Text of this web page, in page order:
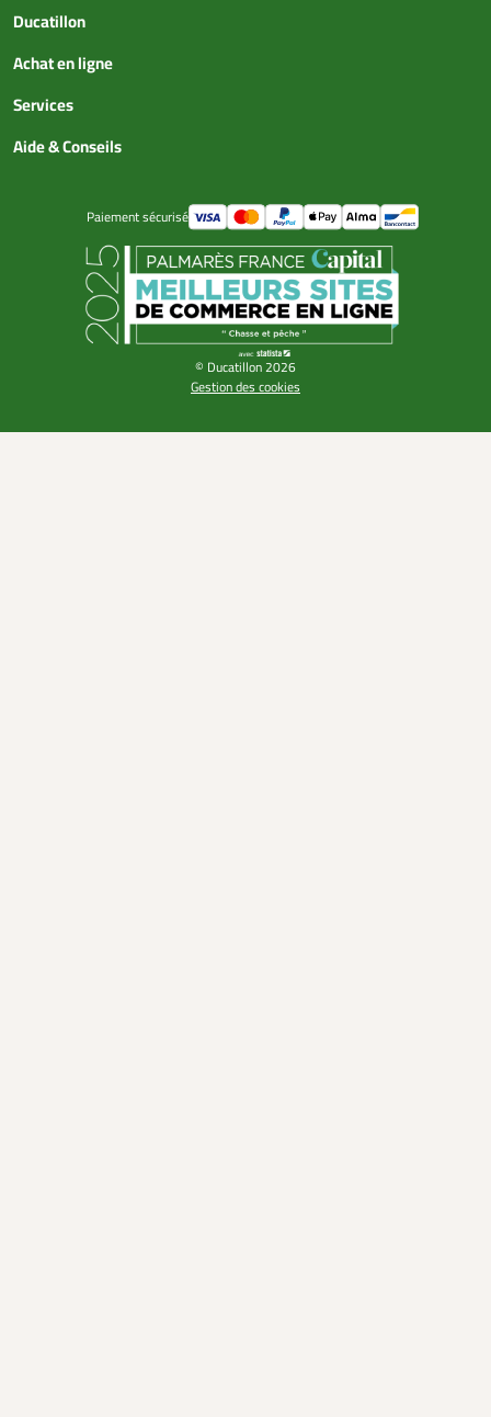
Ducatillon
Achat en ligne
Services
Aide & Conseils
Paiement sécurisé
© Ducatillon 2026
Gestion des cookies